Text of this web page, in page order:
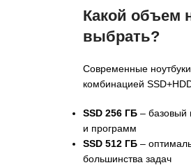
Какой объем
выбрать?
Современные
комбинацией
SSD 256 ГБ – базовый
и программ
SSD 512 ГБ –
большинства задач